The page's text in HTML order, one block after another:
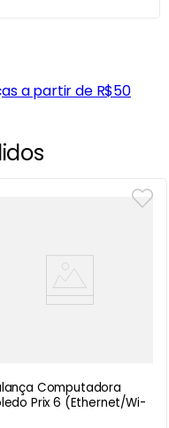
Computadora
Prix 6 (Ethernet/Wi-